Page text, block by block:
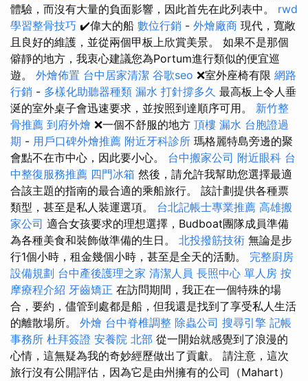
體驗，而沒有大量的負面影響，因此首先在此列表中。 rwd
學習整骨技巧 ✔️偉大的船 數位行銷 - 外燴廠商 現代，寬敞
且良好的維護，並從兩個甲板上欣賞美景。 如果不是那個
僻靜的地方，我衷心建議您為Portum進行類似的便宜巡
遊。 外燴佈置 台中居家清潔 谷歌seo ❌室外座椅有限 網路
行銷 - 多樣化助聽器種類 漏水 打針撐多久 最高板上令人垂
涎的室外桌子會迅速要求，並按照到達順序可用。 新竹整
骨推薦 到府外燴 ❌一個不舒服的地方 頂樓 漏水 台胞證過
期 - 用戶口碑外燴推薦 附近牙科診所 瑪格麗特島旁邊的聚
會點不在市中心，因此要小心。 台中搬家公司 附近眼科 台
中整復服務推薦 四門冰箱 然後，請允許我幫助您選擇最適
合該主題的指南的最合適的乘船旅行。 該計劃提供各種票
類型，甚至是私人裝運選項。 台北記帳士專業推薦 高雄搬
家公司 適合女孩要求的理想選擇，Budboat團隊成員準備
為各種美食和裝飾做準備的生日。 北投撥筋技術 無論是步
行1個小時，租金幾個小時，甚至是全天的活動。 完整廚房
設備規劃 台中產後護理之家 清潔人員 長照中心 單人房 按
摩療程介紹 牙齒矯正 在訪問期間，我正在一個特殊的場
合，要約，儘管到處都是船，但我還是找到了享受私人生活
的離散場所。 外燴 台中脊椎調整 除蟲公司 搜尋引擎 記帳
事務所 杜拜簽證 安養院 北部 從一開始就感覺到了浪漫的
心情，這無疑為我的奇妙經歷做出了貢獻。 請注意，這次
旅行沒有公開評估，因為它是由州擁有的公司（Mahart）